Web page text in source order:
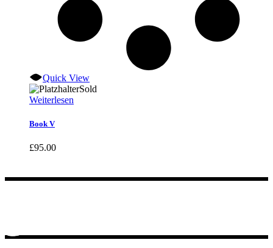
Quick View
Sold
Weiterlesen
Book V
£95.00